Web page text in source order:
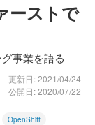
ーストで
事業を語る
更新日: 2021/04/24
公開日: 2020/07/22
OpenShift